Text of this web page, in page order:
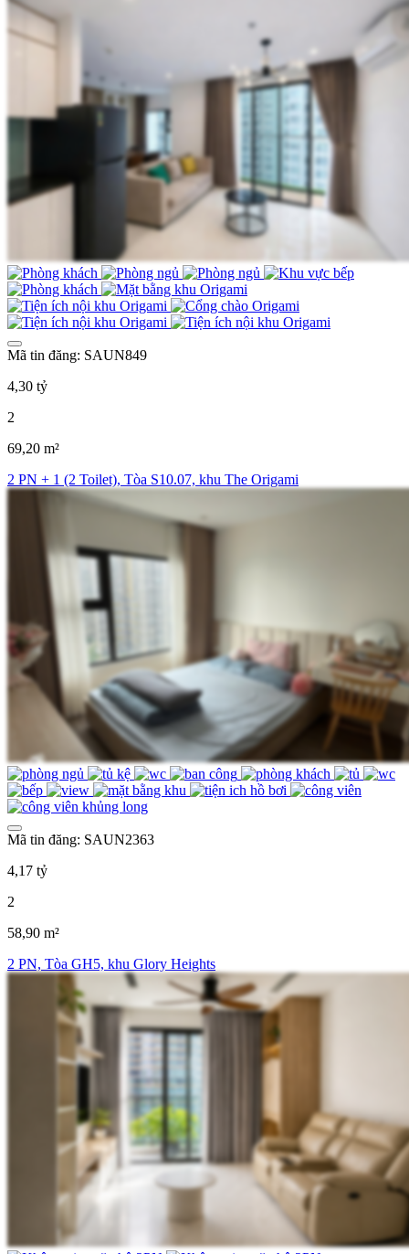
Mã tin đăng: SAUN849
4,30 tỷ
2
69,20 m²
2 PN + 1 (2 Toilet), Tòa S10.07, khu The Origami
Mã tin đăng: SAUN2363
4,17 tỷ
2
58,90 m²
2 PN, Tòa GH5, khu Glory Heights